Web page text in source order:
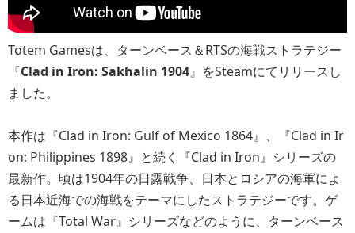
Totem Gamesは、ターンベース＆RTSの海戦ストラテジー
『Clad in Iron: Sakhalin 1904』をSteamにてリリースし
ました。
本作は『Clad in Iron: Gulf of Mexico 1864』、『Clad in Ir
on: Philippines 1898』と続く『Clad in Iron』シリーズの
最新作。頃は1904年の日露戦争、日本とロシアの海軍によ
る日本近海での海戦をテーマにしたストラテジーです。ゲ
ームは『Total War』シリーズなどのように、ターンベース